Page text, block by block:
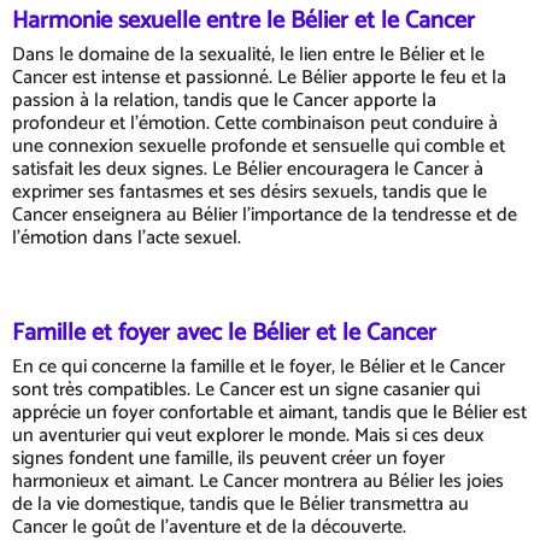
Harmonie sexuelle entre le Bélier et le Cancer
Dans le domaine de la sexualité, le lien entre le Bélier et le
Cancer est intense et passionné. Le Bélier apporte le feu et la
passion à la relation, tandis que le Cancer apporte la
profondeur et l'émotion. Cette combinaison peut conduire à
une connexion sexuelle profonde et sensuelle qui comble et
satisfait les deux signes. Le Bélier encouragera le Cancer à
exprimer ses fantasmes et ses désirs sexuels, tandis que le
Cancer enseignera au Bélier l'importance de la tendresse et de
l'émotion dans l'acte sexuel.
Famille et foyer avec le Bélier et le Cancer
En ce qui concerne la famille et le foyer, le Bélier et le Cancer
sont très compatibles. Le Cancer est un signe casanier qui
apprécie un foyer confortable et aimant, tandis que le Bélier est
un aventurier qui veut explorer le monde. Mais si ces deux
signes fondent une famille, ils peuvent créer un foyer
harmonieux et aimant. Le Cancer montrera au Bélier les joies
de la vie domestique, tandis que le Bélier transmettra au
Cancer le goût de l'aventure et de la découverte.